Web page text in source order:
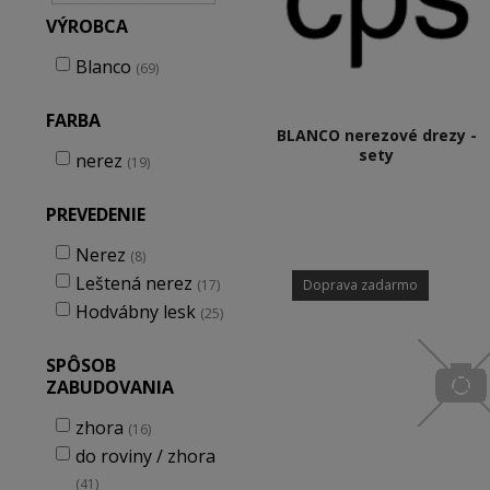
VÝROBCA
Blanco (69)
FARBA
nerez (19)
PREVEDENIE
Nerez (8)
Leštená nerez (17)
Hodvábny lesk (25)
SPÔSOB
ZABUDOVANIA
zhora (16)
do roviny / zhora
(41)
BLANCO nerezové drezy -
sety
Doprava zadarmo